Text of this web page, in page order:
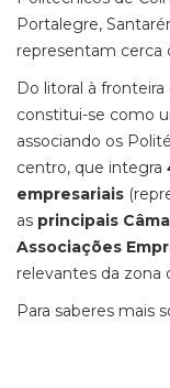
Portalegre,
representam cerca
Do litoral à
constitui-se como
associando os
centro, que integra
empresariais
as principais
Associações
relevantes da zona
Para saberes mais